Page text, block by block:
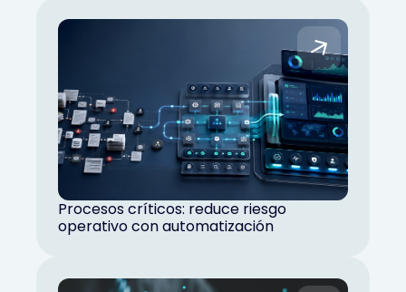
Procesos críticos: reduce riesgo
operativo con automatización